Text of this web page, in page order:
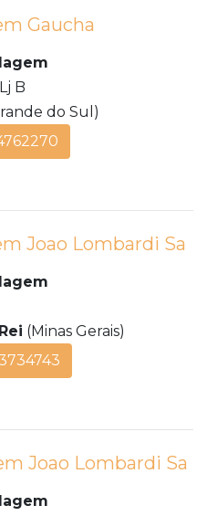
Gaucha
B
do Sul)
Joao Lombardi Sa
(Minas Gerais)
Joao Lombardi Sa